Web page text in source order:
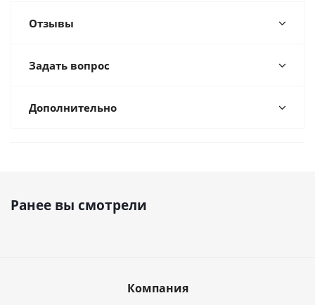
Отзывы
Задать вопрос
Дополнительно
Ранее вы смотрели
Компания